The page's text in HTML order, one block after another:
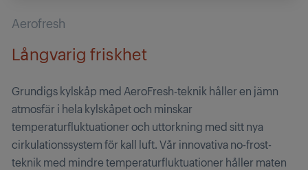
Aerofresh
Långvarig friskhet
Grundigs kylskåp med AeroFresh-teknik håller en jämn
atmosfär i hela kylskåpet och minskar
temperaturfluktuationer och uttorkning med sitt nya
cirkulationssystem för kall luft. Vår innovativa no-frost-
teknik med mindre temperaturfluktuationer håller maten